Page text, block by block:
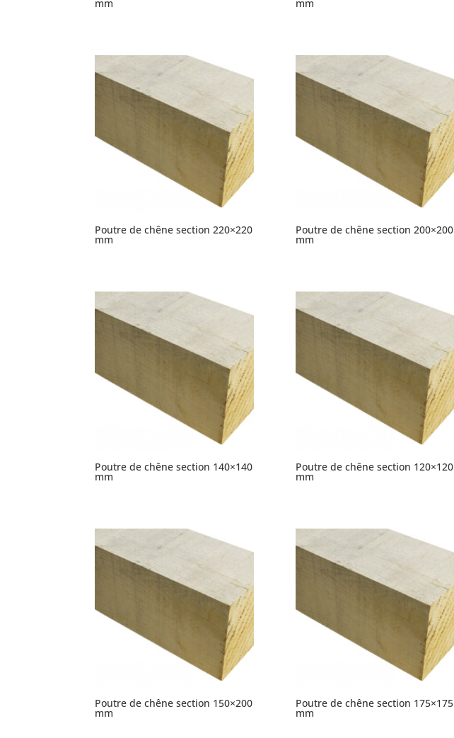
mm mm
Poutre de chêne section 220×220
mm
Poutre de chêne section 200×200
mm
Poutre de chêne section 140×140
mm
Poutre de chêne section 120×120
mm
Poutre de chêne section 150×200
mm
Poutre de chêne section 175×175
mm